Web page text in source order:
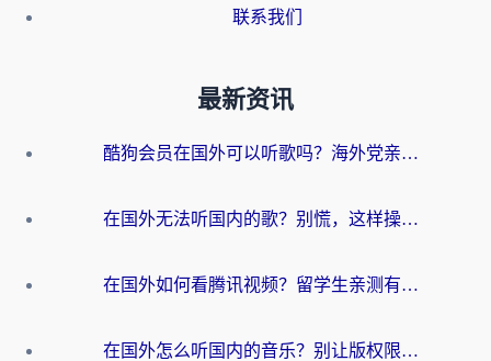
联系我们
最新资讯
酷狗会员在国外可以听歌吗？海外党亲测有效：3步解决音乐权限难题
在国外无法听国内的歌？别慌，这样操作就能畅听QQ音乐（附亲测加速器推荐）
在国外如何看腾讯视频？留学生亲测有效的回国加速方案
在国外怎么听国内的音乐？别让版权限制断了你的华语歌单